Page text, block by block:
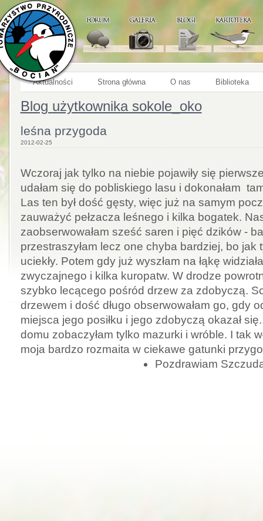
Aktualności Strona główna O nas Biblioteka
Blog użytkownika sokole_oko
leśna przygoda
2012-02-25
Wczoraj jak tylko na niebie pojawiły się
udałam się do pobliskiego lasu i dokonałam
Las ten był dość gęsty, więc już na samym
zauważyć pełzacza leśnego i kilka bogatek.
zaobserwowałam sześć saren i pięć dzików -
przestraszyłam lecz one chyba bardziej, bo jak
uciekły. Potem gdy już wyszłam na łąkę
zwyczajnego i kilka kuropatw. W drodze
szybko lecącego pośród drzew za zdobyczą.
drzewem i dość długo obserwowałam go, gdy
miejsca jego posiłku i jego zdobyczą okazał
domu zobaczyłam tylko mazurki i wróble. I tak
moja bardzo rozmaita w ciekawe gatunki
Pozdrawiam